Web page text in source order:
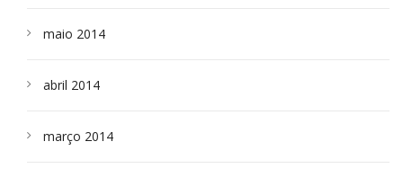
maio 2014
abril 2014
março 2014